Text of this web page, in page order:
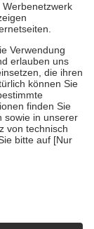
Gesundheit zu
unterstützen,
Lebensjahr
die von der
Bewertungen